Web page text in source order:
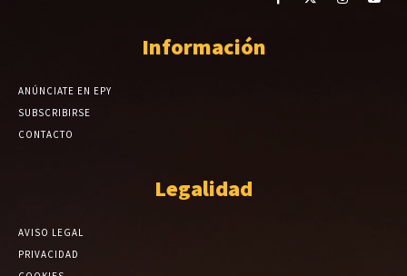
Información
ANÚNCIATE EN EPY
SUBSCRIBIRSE
CONTACTO
Legalidad
AVISO LEGAL
PRIVACIDAD